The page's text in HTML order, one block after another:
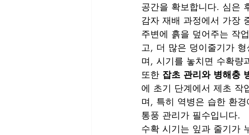
공간을 확보합니다. 심은
감자 재배 과정에서 가장
주변에 흙을 덮어주는 작
고, 더 많은 덩이줄기가
며, 시기를 놓치면 수확량
또한 잡초 관리와 병해충
에 초기 단계에서 제초 작
며, 특히 역병은 습한 환
통풍 관리가 필수입니다.
수확 시기는 잎과 줄기가